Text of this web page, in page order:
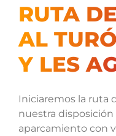
RUTA
AL
Y LES
Iniciaremos la ruta
nuestra disposición
aparcamiento con